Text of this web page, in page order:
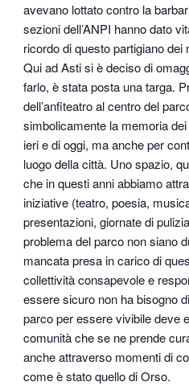
avevano lottato contro la
sezioni dell’ANPI hanno dato
ricordo di questo partigiano dei
Qui ad Asti si è deciso di
farlo, è stata posta una targa.
dell’anfiteatro al centro del
simbolicamente la memoria
ieri e di oggi, ma anche per
luogo della città. Uno spazio,
che in questi anni abbiamo
iniziative (teatro, poesia,
presentazioni, giornate di
problema del parco non siano
mancata presa in carico di
collettività consapevole e
essere sicuro non ha bisogno
parco per essere vivibile deve
comunità che se ne prende
anche attraverso momenti di
come è stato quello di Orso.